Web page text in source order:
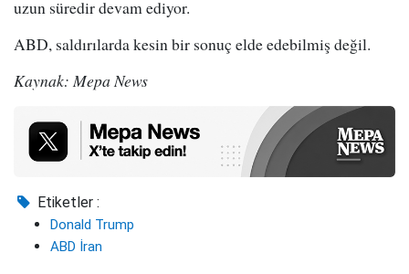
uzun süredir devam ediyor.
ABD, saldırılarda kesin bir sonuç elde edebilmiş değil.
Kaynak: Mepa News
Etiketler :
Donald Trump
ABD İran